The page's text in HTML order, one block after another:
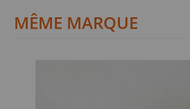
MÊME MARQUE